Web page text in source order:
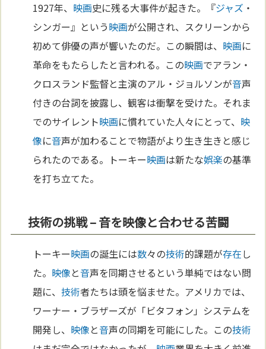
1927年、 映画史に残る大事件が起きた。『ジャズ ・
シンガー』という映画が公開され、スクリーンから
初めて俳優の声が響いたのだ。この瞬間は、 映画に
革命をもたらしたと言われる。この映画でアラン・
クロスランド監督と主演のアル・ジョルソンが音声
付きの台詞を披露し、観客は衝撃を受けた。それま
でのサイレント映画に慣れていた人々にとって、 映
像に音声が加わることで物語がより生き生きと感じ
られたのである。トーキー映画は新たな娯楽の基準
を打ち立てた。
技術の挑戦 – 音を映像と合わせる苦闘
トーキー映画の誕生には数々の技術的課題が存在し
た。 映像と音声を同期させるという単純ではない問
題に、技術者たちは頭を悩ませた。アメリカでは、
ワーナー・ブラザーズが「ビタフォン」システムを
開発し、 映像と音声の同期を可能にした。この技術